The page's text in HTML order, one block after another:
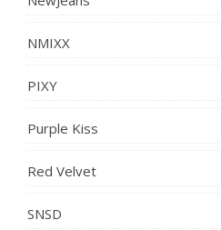
NMIXX
PIXY
Purple Kiss
Red Velvet
SNSD